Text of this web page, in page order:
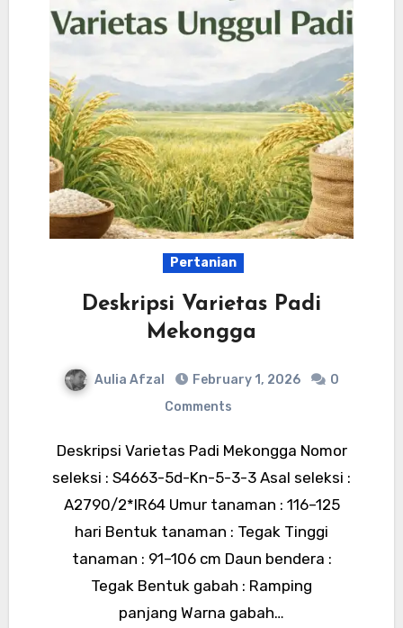
Pertanian
Deskripsi Varietas Padi
Mekongga
Aulia Afzal February 1, 2026
0
Comments
Deskripsi Varietas Padi Mekongga Nomor
seleksi : S4663-5d-Kn-5-3-3 Asal seleksi :
A2790/2*IR64 Umur tanaman : 116–125
hari Bentuk tanaman : Tegak Tinggi
tanaman : 91–106 cm Daun bendera :
Tegak Bentuk gabah : Ramping
panjang Warna gabah…